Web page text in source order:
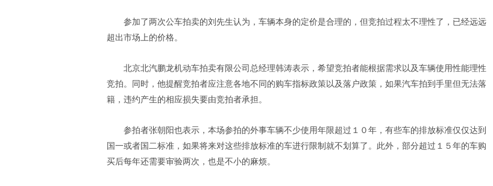
参加了两次公车拍卖的刘先生认为，车辆本身的定价是合理的，但竞拍过程太不理性了，已经远远
超出市场上的价格。
北京北汽鹏龙机动车拍卖有限公司总经理韩涛表示，希望竞拍者能根据需求以及车辆使用性能理性
竞拍。同时，他提醒竞拍者应注意各地不同的购车指标政策以及落户政策，如果汽车拍到手里但无法落
籍，违约产生的相应损失要由竞拍者承担。
参拍者张朝阳也表示，本场参拍的外事车辆不少使用年限超过１０年，有些车的排放标准仅仅达到
国一或者国二标准，如果将来对这些排放标准的车进行限制就不划算了。此外，部分超过１５年的车购
买后每年还需要审验两次，也是不小的麻烦。